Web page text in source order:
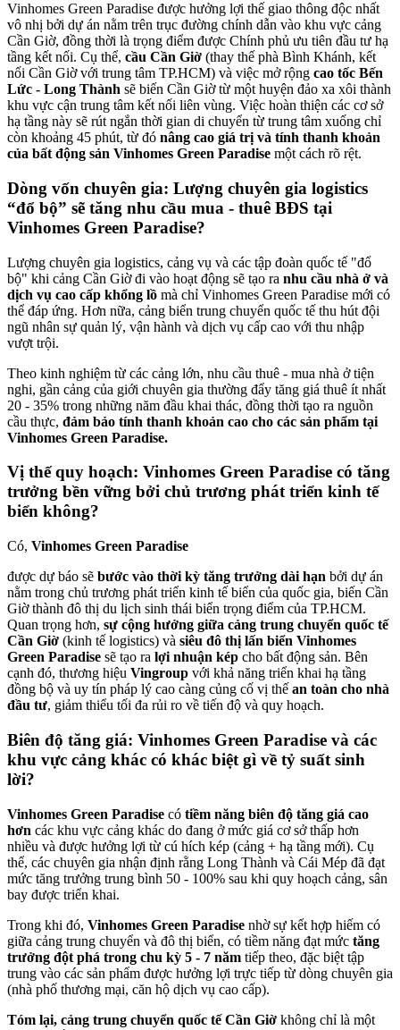
Vinhomes Green Paradise được hưởng lợi thế giao thông độc nhất
vô nhị bởi dự án nằm trên trục đường chính dẫn vào khu vực cảng
Cần Giờ, đồng thời là trọng điểm được Chính phủ ưu tiên đầu tư hạ
tầng kết nối. Cụ thể, cầu Cần Giờ (thay thế phà Bình Khánh, kết
nối Cần Giờ với trung tâm TP.HCM) và việc mở rộng cao tốc Bến
Lức - Long Thành sẽ biến Cần Giờ từ một huyện đảo xa xôi thành
khu vực cận trung tâm kết nối liên vùng. Việc hoàn thiện các cơ sở
hạ tầng này sẽ rút ngắn thời gian di chuyển từ trung tâm xuống chỉ
còn khoảng 45 phút, từ đó nâng cao giá trị và tính thanh khoản
của bất động sản Vinhomes Green Paradise một cách rõ rệt.
Dòng vốn chuyên gia: Lượng chuyên gia logistics
“đổ bộ” sẽ tăng nhu cầu mua - thuê BĐS tại
Vinhomes Green Paradise?
Lượng chuyên gia logistics, cảng vụ và các tập đoàn quốc tế "đổ
bộ" khi cảng Cần Giờ đi vào hoạt động sẽ tạo ra nhu cầu nhà ở và
dịch vụ cao cấp khổng lồ mà chỉ Vinhomes Green Paradise mới có
thể đáp ứng. Hơn nữa, cảng biển trung chuyển quốc tế thu hút đội
ngũ nhân sự quản lý, vận hành và dịch vụ cấp cao với thu nhập
vượt trội.
Theo kinh nghiệm từ các cảng lớn, nhu cầu thuê - mua nhà ở tiện
nghi, gần cảng của giới chuyên gia thường đẩy tăng giá thuê ít nhất
20 - 35% trong những năm đầu khai thác, đồng thời tạo ra nguồn
cầu thực, đảm bảo tính thanh khoản cao cho các sản phẩm tại
Vinhomes Green Paradise.
Vị thế quy hoạch: Vinhomes Green Paradise có tăng
trưởng bền vững bởi chủ trương phát triển kinh tế
biển không?
Có, Vinhomes Green Paradise
được dự báo sẽ bước vào thời kỳ tăng trưởng dài hạn bởi dự án
nằm trong chủ trương phát triển kinh tế biển của quốc gia, biến Cần
Giờ thành đô thị du lịch sinh thái biển trọng điểm của TP.HCM.
Quan trọng hơn, sự cộng hưởng giữa cảng trung chuyển quốc tế
Cần Giờ (kinh tế logistics) và siêu đô thị lấn biển Vinhomes
Green Paradise sẽ tạo ra lợi nhuận kép cho bất động sản. Bên
cạnh đó, thương hiệu Vingroup với khả năng triển khai hạ tầng
đồng bộ và uy tín pháp lý cao càng củng cố vị thế an toàn cho nhà
đầu tư, giảm thiểu tối đa rủi ro về tiến độ và quy hoạch.
Biên độ tăng giá: Vinhomes Green Paradise và các
khu vực cảng khác có khác biệt gì về tỷ suất sinh
lời?
Vinhomes Green Paradise có tiềm năng biên độ tăng giá cao
hơn các khu vực cảng khác do đang ở mức giá cơ sở thấp hơn
nhiều và được hưởng lợi từ cú hích kép (cảng + hạ tầng mới). Cụ
thể, các chuyên gia nhận định rằng Long Thành và Cái Mép đã đạt
mức tăng trưởng trung bình 50 - 100% sau khi quy hoạch cảng, sân
bay được triển khai.
Trong khi đó, Vinhomes Green Paradise nhờ sự kết hợp hiếm có
giữa cảng trung chuyển và đô thị biển, có tiềm năng đạt mức tăng
trưởng đột phá trong chu kỳ 5 - 7 năm tiếp theo, đặc biệt tập
trung vào các sản phẩm được hưởng lợi trực tiếp từ dòng chuyên gia
(nhà phố thương mại, căn hộ dịch vụ cao cấp).
Tóm lại, cảng trung chuyển quốc tế Cần Giờ không chỉ là một